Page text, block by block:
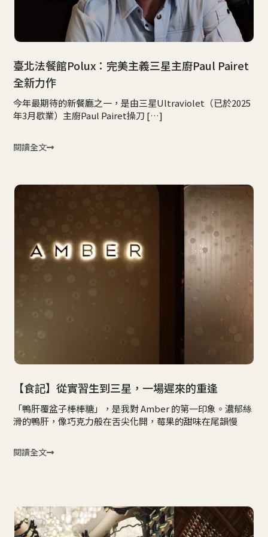
臺北法餐館Polux：完美主義三星主廚Paul Pairet
全新力作
今年最期待的新餐廳之一，是由三星Ultraviolet（已於2025
年3月歇業）主廚Paul Pairet操刀 […]
閱讀全文
【食記】從實習生到三星，一場遲來的重逢
「鴨肝覆盆子棒棒糖」，是我對 Amber 的第一印象。濃郁絲
滑的鴨肝，像巧克力般在舌尖化開，莓果的甜味在尾韻慢
閱讀全文